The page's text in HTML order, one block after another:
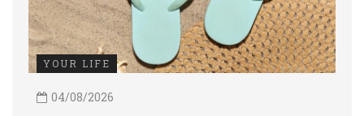
YOUR LIFE
04/08/2026